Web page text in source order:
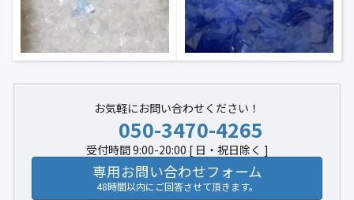
お気軽にお問い合わせください！
050-3470-4265
受付時間 9:00-20:00 [ 日・祝日除く ]
専用お問い合わせフォーム
48時間以内にご回答させて頂きます。